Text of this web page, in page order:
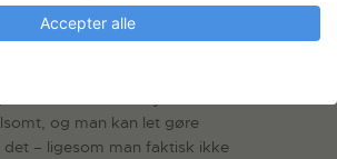
med at fotografere på 8×10
og man kan let gøre
det – ligesom man faktisk ikke
Accepter alle